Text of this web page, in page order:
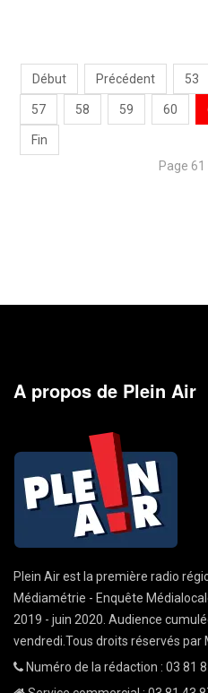
Début Précédent 53
57 58 59 60
Fin
Page
A propos de Plein Air
Plein Air est la première radio
Médiamétrie - Enquête
2019 - juin 2020. Audience
vendredi.Tous droits réservés par
Numéro de la rédaction : 03 81